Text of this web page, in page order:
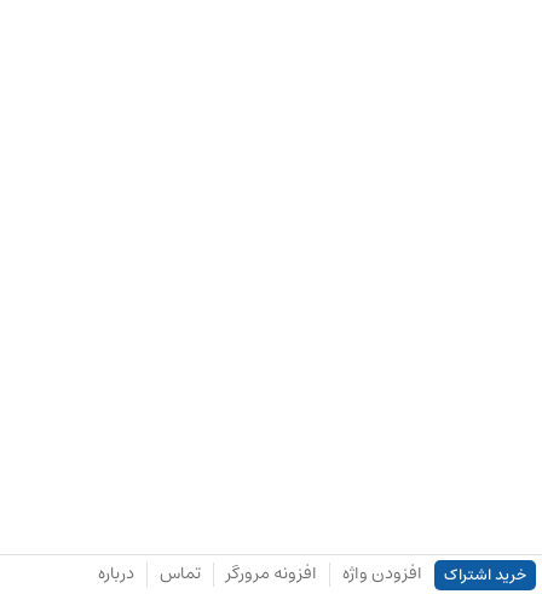
خرید اشتراک افزودن واژه افزونه مرورگر تماس درباره